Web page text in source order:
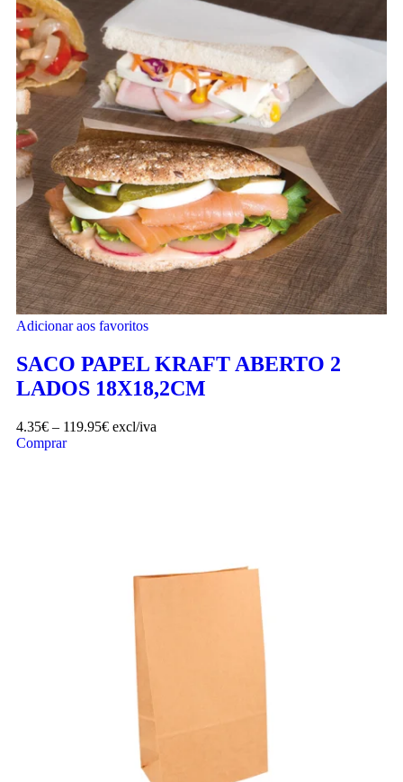
Adicionar aos favoritos
SACO PAPEL KRAFT ABERTO 2
LADOS 18X18,2CM
4.35€ – 119.95€ excl/iva
Comprar